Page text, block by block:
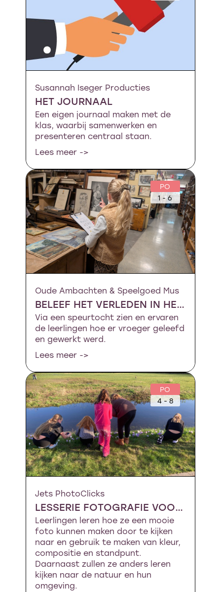
Susannah Iseger Producties
HET JOURNAAL
Een eigen journaal maken met de
klas, waarbij samenwerken en
presenteren centraal staan.
Lees meer ->
PO
1 - 6
Oude Ambachten & Speelgoed Mus
BELEEF HET VERLEDEN IN HET MUSEUM.
Via een speurtocht zien en ervaren
de leerlingen hoe er vroeger geleefd
en gewerkt werd.
Lees meer ->
PO
4 - 8
Jets PhotoClicks
LESSERIE FOTOGRAFIE VOOR KINDEREN
Leerlingen leren hoe ze een mooie
foto kunnen maken door te kijken
naar en gebruik te maken van kleur,
compositie en standpunt.
Daarnaast zullen ze anders leren
kijken naar de natuur en hun
omgeving.